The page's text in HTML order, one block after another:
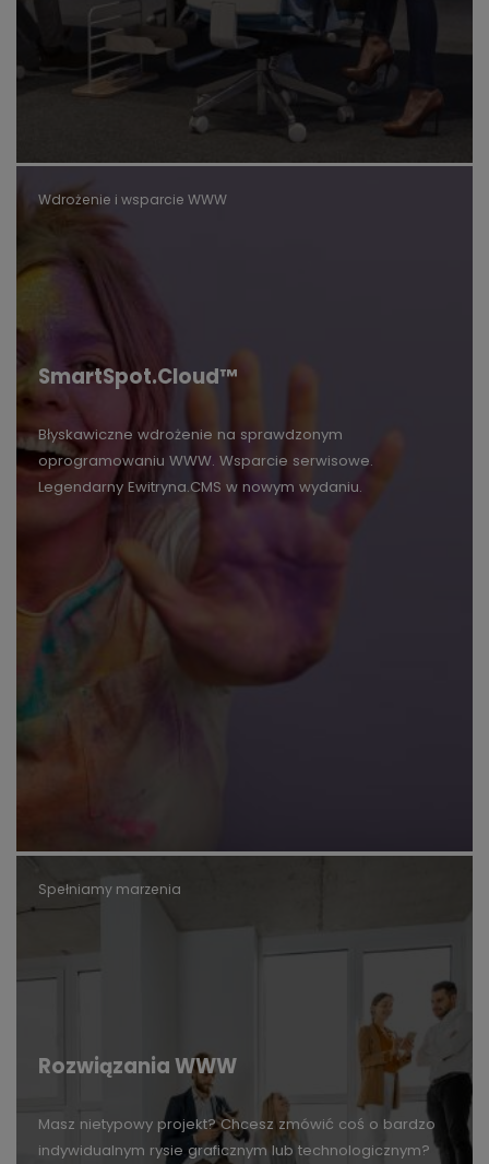
Wdrożenie i wsparcie WWW
SmartSpot.Cloud™
Błyskawiczne wdrożenie na sprawdzonym
oprogramowaniu WWW. Wsparcie serwisowe.
Legendarny Ewitryna.CMS w nowym wydaniu.
Spełniamy marzenia
Rozwiązania WWW
Masz nietypowy projekt? Chcesz zmówić coś o bardzo
indywidualnym rysie graficznym lub technologicznym?